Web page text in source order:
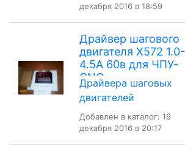
декабря 2016 в 18:59
Драйвер шагового
двигателя X572 1.0-
4.5А 60в для ЧПУ-
CNC
Драйвера шаговых
двигателей
Добавлен в каталог: 19
декабря 2016 в 20:17